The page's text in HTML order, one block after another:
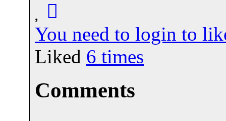
You need to login to
Liked 6 times
Comments